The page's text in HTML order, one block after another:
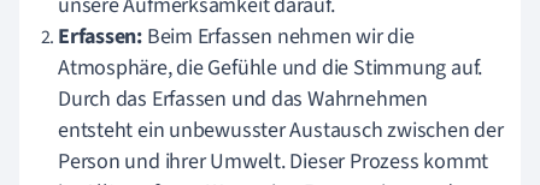
Erfassen: Beim Erfassen nehmen wir die
Atmosphäre, die Gefühle und die Stimmung auf.
Durch das Erfassen und das Wahrnehmen
entsteht ein unbewusster Austausch zwischen der
Person und ihrer Umwelt. Dieser Prozess kommt